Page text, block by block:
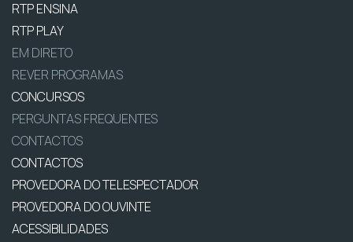
RTP ENSINA
RTP PLAY
EM DIRETO
REVER PROGRAMAS
CONCURSOS
PERGUNTAS FREQUENTES
CONTACTOS
CONTACTOS
PROVEDORA DO TELESPECTADOR
PROVEDORA DO OUVINTE
ACESSIBILIDADES